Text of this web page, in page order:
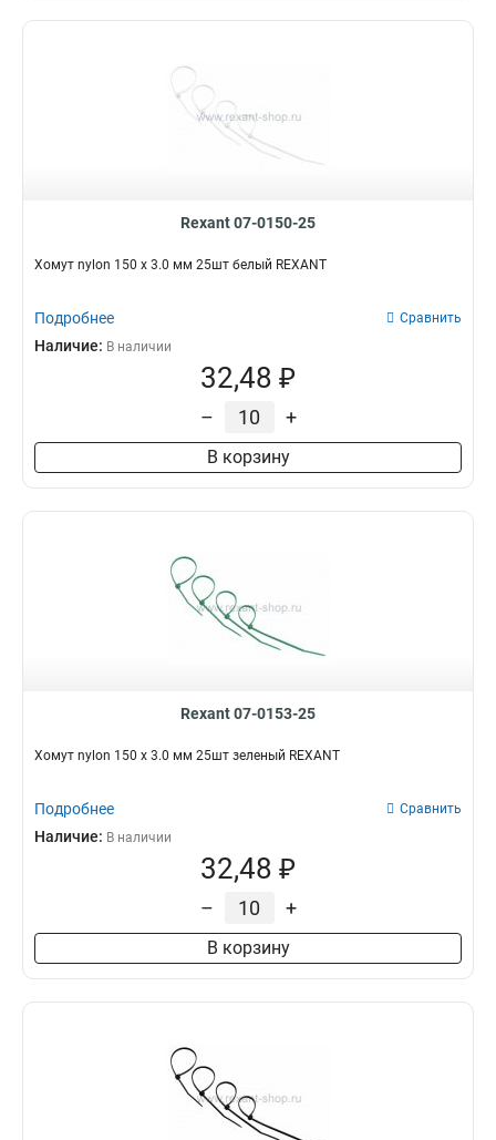
Rexant 07-0150-25
Хомут nylon 150 х 3.0 мм 25шт белый REXANT
Подробнее Сравнить
Наличие: В наличии
32,48 ₽
– +
В корзину
Rexant 07-0153-25
Хомут nylon 150 х 3.0 мм 25шт зеленый REXANT
Подробнее Сравнить
Наличие: В наличии
32,48 ₽
– +
В корзину